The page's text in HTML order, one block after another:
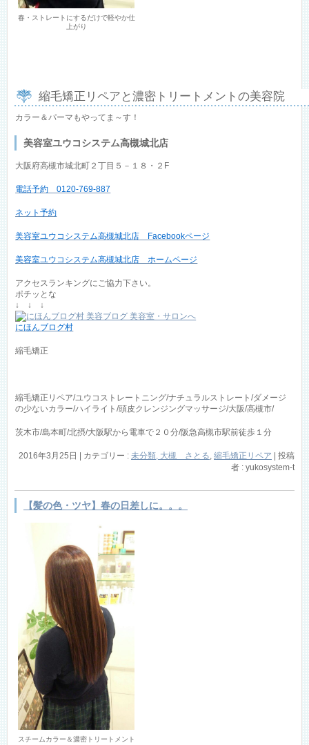
春・ストレートにするだけで軽やか仕
上がり
縮毛矯正リペアと濃密トリートメントの美容院
カラー＆パーマもやってま～す！
美容室ユウコシステム高槻城北店
大阪府高槻市城北町２丁目５－１８・２F
電話予約 0120-769-887
ネット予約
美容室ユウコシステム高槻城北店 Facebookページ
美容室ユウコシステム高槻城北店 ホームページ
アクセスランキングにご協力下さい。
ポチッとな
↓ ↓ ↓
にほんブログ村
縮毛矯正
縮毛矯正リペア/ユウコストレートニング/ナチュラルストレート/ダメージ
の少ないカラー/ハイライト/頭皮クレンジングマッサージ/大阪/高槻市/
茨木市/島本町/北摂/大阪駅から電車で２０分/阪急高槻市駅前徒歩１分
2016年3月25日 カテゴリー : 未分類, 大槻 さとる, 縮毛矯正リペア
投稿
者 : yukosystem-t
【髪の色・ツヤ】春の日差しに。。。
スチームカラー＆濃密トリートメント